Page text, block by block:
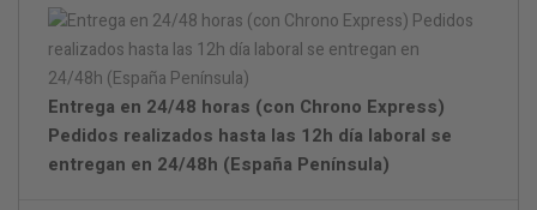
Entrega en 24/48 horas (con Chrono Express)
Pedidos realizados hasta las 12h día laboral se
entregan en 24/48h (España Península)